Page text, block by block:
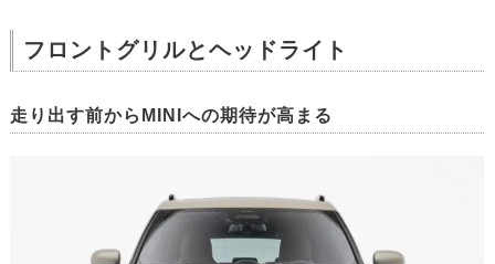
フロントグリルとヘッドライト
走り出す前からMINIへの期待が高まる